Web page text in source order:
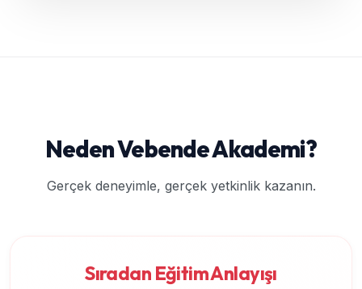
Neden Vebende Akademi?
Gerçek deneyimle, gerçek yetkinlik kazanın.
Sıradan Eğitim Anlayışı